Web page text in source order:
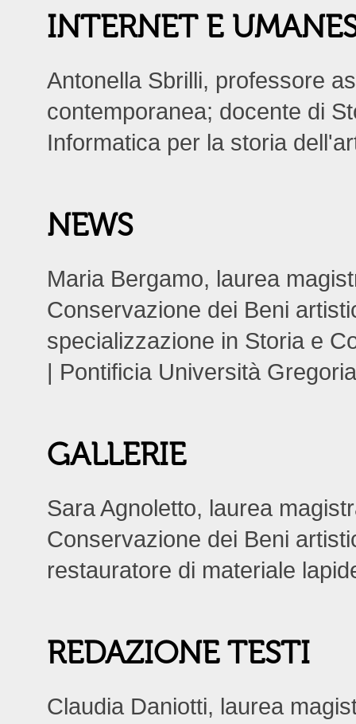
INTERNET E
Antonella Sbrilli, professore
contemporanea; docente di
Informatica per la storia
NEWS
Maria Bergamo, laurea
Conservazione dei Beni
specializzazione in Storia e
| Pontificia Università
GALLERIE
Sara Agnoletto, laurea
Conservazione dei Beni
restauratore di materiale
REDAZIONE TESTI
Claudia Daniotti, laurea